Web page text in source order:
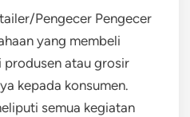
Pengecer Pengecer
yang membeli
atau grosir
kepada konsumen.
semua kegiatan